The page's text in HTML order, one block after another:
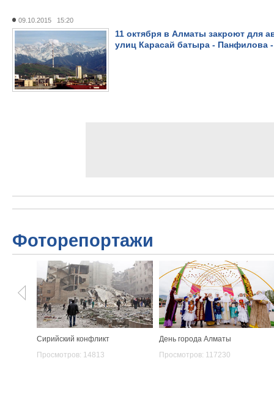
09.10.2015 15:20
11 октября в Алматы закроют для
улиц Карасай батыра - Панфилова
Фоторепортажи
Сирийский конфликт
Просмотров: 14813
День города Алматы
Просмотров: 117230